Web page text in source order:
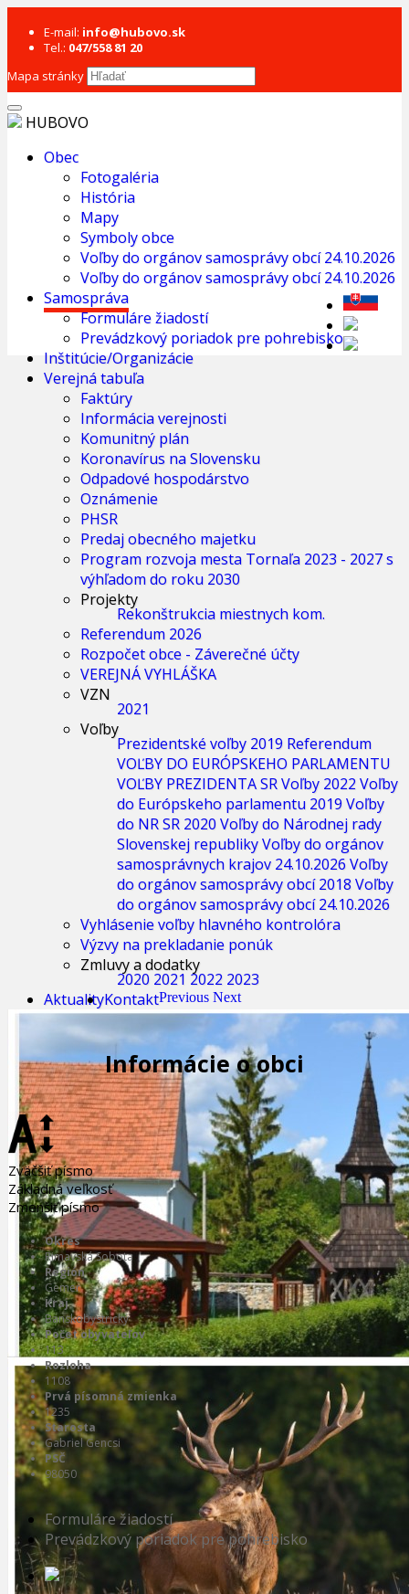
E-mail: info@hubovo.sk
Tel.: 047/558 81 20
Mapa stránky
HUBOVO
Obec
Fotogaléria
História
Mapy
Symboly obce
Voľby do orgánov samosprávy obcí 24.10.2026
Voľby do orgánov samosprávy obcí 24.10.2026
Samospráva
Formuláre žiadostí
Prevádzkový poriadok pre pohrebisko
Inštitúcie/Organizácie
Verejná tabuľa
Faktúry
Informácia verejnosti
Komunitný plán
Koronavírus na Slovensku
Odpadové hospodárstvo
Oznámenie
PHSR
Predaj obecného majetku
Program rozvoja mesta Tornaľa 2023 - 2027 s
výhľadom do roku 2030
Projekty
Rekonštrukcia miestnych kom.
Referendum 2026
Rozpočet obce - Záverečné účty
VEREJNÁ VYHLÁŠKA
VZN
2021
Voľby
Prezidentské voľby 2019 Referendum
VOĽBY DO EURÓPSKEHO PARLAMENTU
VOĽBY PREZIDENTA SRVoľby 2022Voľby
do Európskeho parlamentu 2019Voľby
do NR SR 2020Voľby do Národnej rady
Slovenskej republikyVoľby do orgánov
samosprávnych krajov 24.10.2026Voľby
do orgánov samosprávy obcí 2018Voľby
do orgánov samosprávy obcí 24.10.2026
Vyhlásenie voľby hlavného kontrolóra
Výzvy na prekladanie ponúk
Zmluvy a dodatky
2020 2021 2022 2023
AktualityKontaktPrevious Next
Informácie o obci
Zväčšiť písmo
Základná veľkosť
Zmenšiť písmo
Okres
Rimavská Sobota
Región
Gemer
Kraj
Banskobystrický
Počet obyvateľov
113
Rozloha
1108
Prvá písomná zmienka
1235
Starosta
Gabriel Gencsi
PSČ
98050
Formuláre žiadostí
Prevádzkový poriadok pre pohrebisko